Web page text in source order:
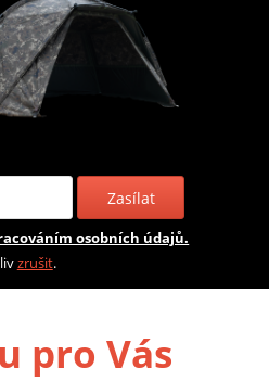
Zasílat
osobních údajů.
zrušit.
pro Vás